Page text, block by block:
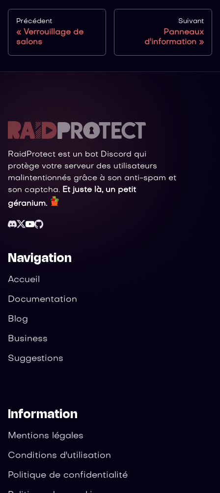
Précédent
Verrouillage de
salons
Suivant
Panneaux
d'information
RaidProtect est un bot Discord qui
protège votre serveur des utilisateurs
malintentionnés grâce à son anti-spam et
son captcha. Et juste là, un petit
géranium.
Navigation
Accueil
Documentation
Blog
Business
Suggestions
Information
Mentions légales
Conditions d'utilisation
Politique de confidentialité